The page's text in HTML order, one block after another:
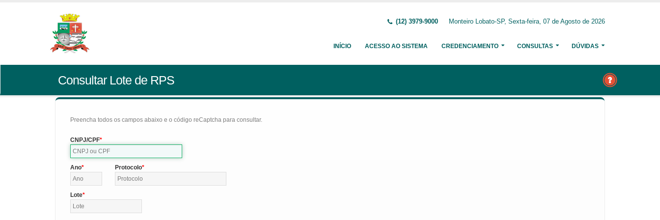
(12) 3979-9000 Monteiro Lobato-SP, Sexta-feira, 07 de Agosto de 2026
INÍCIO ACESSO AO SISTEMA CREDENCIAMENTO CONSULTAS DÚVIDAS
Consultar Lote de RPS
Preencha todos os campos abaixo e o código reCaptcha para consultar.
CNPJ/CPF
Ano Protocolo
Lote